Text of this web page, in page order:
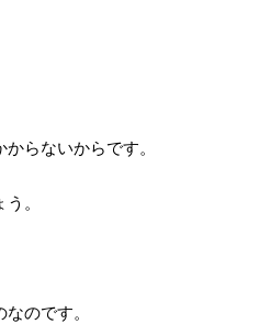
らないからです。
。
のです。